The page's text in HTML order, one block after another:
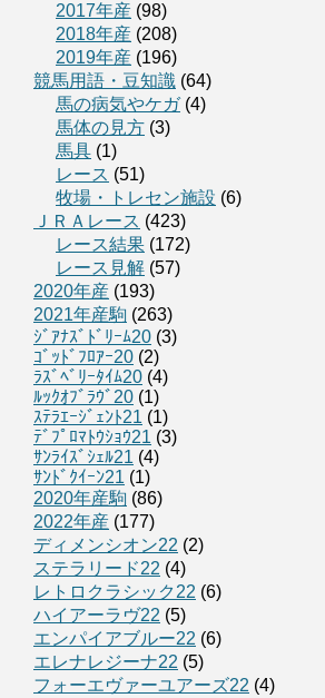
2017年産 (98)
2018年産 (208)
2019年産 (196)
競馬用語・豆知識 (64)
馬の病気やケガ(4)
馬体の見方 (3)
馬具 (1)
レース (51)
牧場・トレセン施設 (6)
ＪＲＡレース (423)
レース結果 (172)
レース見解 (57)
2020年産 (193)
2021年産駒 (263)
ｼﾞｱﾅｽﾞﾄﾞﾘｰﾑ20 (3)
ｺﾞｯﾄﾞﾌﾛｱｰ20 (2)
ﾗｽﾞﾍﾞﾘｰﾀｲﾑ20 (4)
ﾙｯｸｵﾌﾞﾗｳﾞ20 (1)
ｽﾃﾗｴｰｼﾞｪﾝﾄ21 (1)
ﾃﾞﾌﾟﾛﾏﾄｳｼｮｳ21 (3)
ｻﾝﾗｲｽﾞｼｪﾙ21 (4)
ｻﾝﾄﾞｸｲｰﾝ21 (1)
2020年産駒 (86)
2022年産 (177)
ディメンシオン22 (2)
ステラリード22 (4)
レトロクラシック22 (6)
ハイアーラヴ22 (5)
エンパイアブルー22 (6)
エレナレジーナ22 (5)
フォーエヴァーユアーズ22 (4)